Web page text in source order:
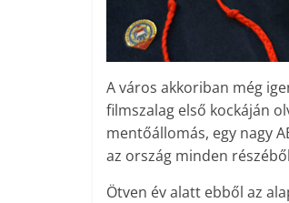
A város akkoriban még
filmszalag első kockáján
mentőállomás, egy nagy
az ország minden
Ötven év alatt ebből az